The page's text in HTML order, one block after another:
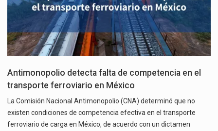
Antimonopolio detecta falta de competencia en el
transporte ferroviario en México
La Comisión Nacional Antimonopolio (CNA) determinó que no
existen condiciones de competencia efectiva en el transporte
ferroviario de carga en México, de acuerdo con un dictamen